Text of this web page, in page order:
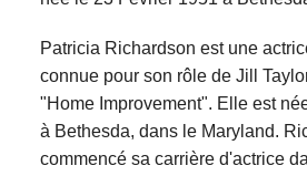
Patricia Richardson est une
connue pour son rôle de Jill
"Home Improvement". Elle est
à Bethesda, dans le Maryland.
commencé sa carrière d'actrice